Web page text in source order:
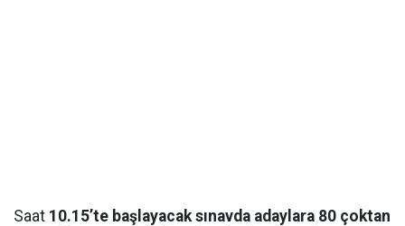
Saat 10.15’te başlayacak sınavda adaylara 80 çoktan